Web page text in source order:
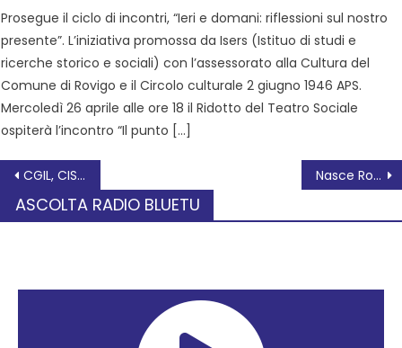
Prosegue il ciclo di incontri, “Ieri e domani: riflessioni sul nostro
presente”. L’iniziativa promossa da Isers (Istituo di studi e
ricerche storico e sociali) con l’assessorato alla Cultura del
Comune di Rovigo e il Circolo culturale 2 giugno 1946 APS.
Mercoledì 26 aprile alle ore 18 il Ridotto del Teatro Sociale
ospiterà l’incontro “Il punto […]
CGIL, CISL E UIL:“Salari troppo bassi. Serve più occupazione di qualità e meno precariato” Nasce Rovigoracconta KIDS
ASCOLTA RADIO BLUETU